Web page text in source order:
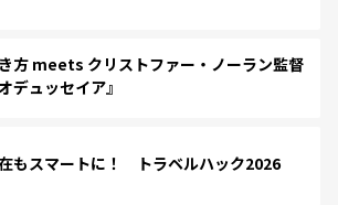
方 meets クリストファー・ノーラン監督
デュッセイア』
もスマートに！ トラベルハック2026